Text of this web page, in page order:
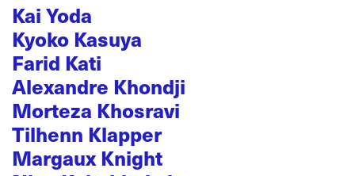
Kai Yoda
Kyoko Kasuya
Farid Kati
Alexandre Khondji
Morteza Khosravi
Tilhenn Klapper
Margaux Knight